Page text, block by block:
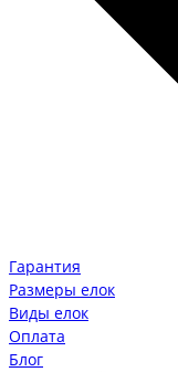
Гарантия
Размеры елок
Виды елок
Оплата
Блог